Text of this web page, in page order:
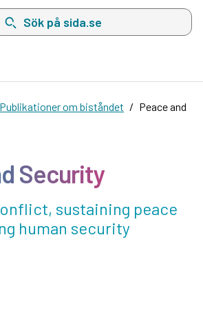
på sida.se, sökförslag kommer att visas
Publikationer om biståndet
Peace and
Security
sustaining peace
human security